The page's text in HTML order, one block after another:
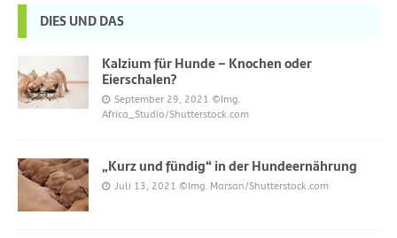
DIES UND DAS
Kalzium für Hunde – Knochen oder
Eierschalen?
September 29, 2021 ©Img.
Africa_Studio/Shutterstock.com
„Kurz und fündig“ in der Hundeernährung
Juli 13, 2021 ©Img. Marsan/Shutterstock.com